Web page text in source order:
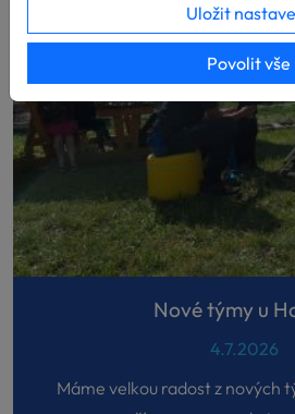
Nové týmy u
4.7.2026
Máme velkou radost z nových
Uložit
Povolit vše